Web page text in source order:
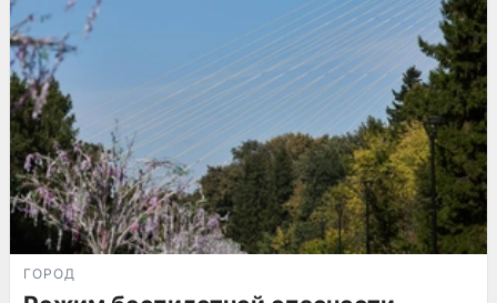
ГОРОД